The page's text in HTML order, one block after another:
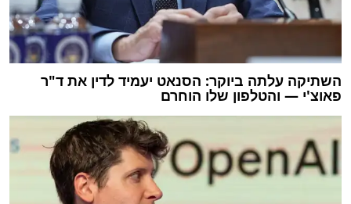
השתיקה עלתה ביוקר: הסנאט יעמיד לדין את ד"ר
פאוצ'י — והטלפון שלו הוחרם